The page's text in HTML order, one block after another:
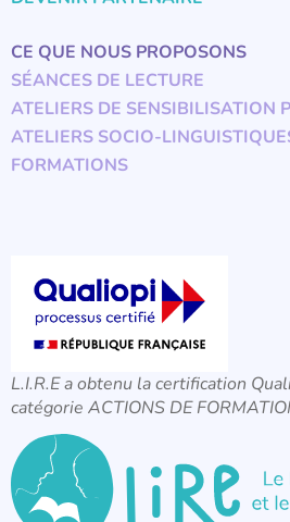
CE QUE NOUS PROPOSONS
SÉANCES DE LECTURE
ATELIERS DE SENSIBILISATION
ATELIERS SOCIO-
FORMATIONS
L.I.R.E a obtenu la certification
catégorie ACTIONS DE